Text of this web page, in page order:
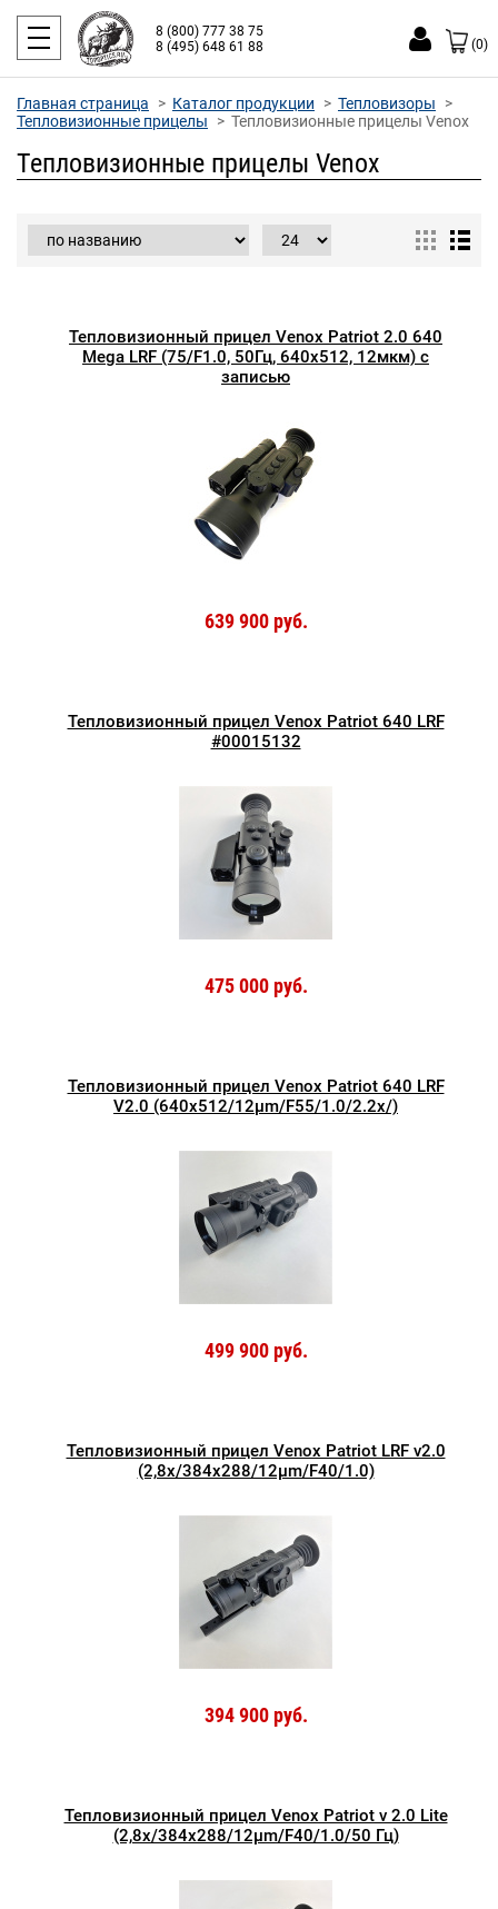
8 (800) 777 38 75
8 (495) 648 61 88
(0)
Главная страница Каталог продукции
Тепловизоры
Тепловизионные прицелы
Тепловизионные прицелы Venox
Тепловизионные прицелы Venox
Тепловизионный прицел Venox Patriot 2.0 640
Mega LRF (75/F1.0, 50Гц, 640х512, 12мкм) с
записью
639 900 руб.
Тепловизионный прицел Venox Patriot 640 LRF
#00015132
475 000 руб.
Тепловизионный прицел Venox Patriot 640 LRF
V2.0 (640x512/12µm/F55/1.0/2.2х/)
499 900 руб.
Тепловизионный прицел Venox Patriot LRF v2.0
(2,8х/384x288/12µm/F40/1.0)
394 900 руб.
Тепловизионный прицел Venox Patriot v 2.0 Lite
(2,8х/384x288/12µm/F40/1.0/50 Гц)